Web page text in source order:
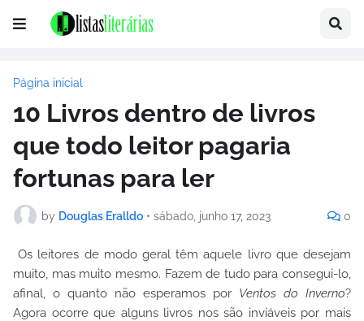
Página inicial
10 Livros dentro de livros
que todo leitor pagaria
fortunas para ler
by Douglas Eralldo • sábado, junho 17, 2023 0
Os leitores de modo geral têm aquele livro que desejam
muito, mas muito mesmo. Fazem de tudo para consegui-lo,
afinal, o quanto não esperamos por Ventos do Inverno?
Agora ocorre que alguns livros nos são inviáveis por mais